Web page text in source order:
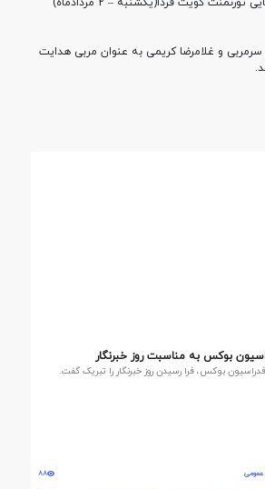
و غلامرضا کریمی به عنوان مربی هدایت
.
بوکس به مناسبت روز خبرنگار
بوکس، فرا رسیدن روز خبرنگار را تبریک گفت.
عمومی 88